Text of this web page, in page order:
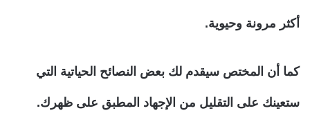
أكثر مرونة وحيوية.
كما أن المختص سيقدم لك بعض النصائح الحياتية التي
ستعينك على التقليل من الإجهاد المطبق على ظهرك.